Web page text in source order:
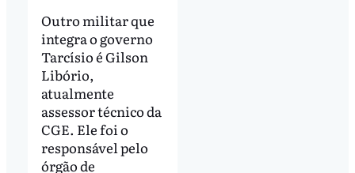
Outro militar que
integra o governo
Tarcísio é Gilson
Libório,
atualmente
assessor técnico da
CGE. Ele foi o
responsável pelo
órgão de